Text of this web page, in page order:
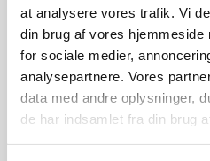
at analysere vores trafik. Vi
din brug af vores hjemmeside
for sociale medier,
analysepartnere. Vores
data med andre oplysninger,
de har indsamlet fra din brug
Skærevejledning